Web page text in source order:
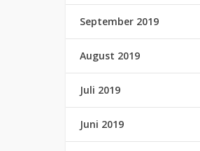
September 2019
August 2019
Juli 2019
Juni 2019